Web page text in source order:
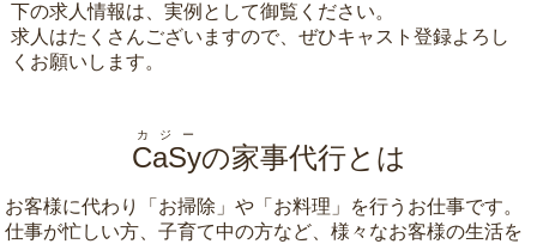
下の求人情報は、実例として御覧ください。
求人はたくさんございますので、ぜひキャスト登録よろし
くお願いします。
CaSy
カジー
の家事代行とは
お客様に代わり「 お掃除 」や「 お料理 」を行うお仕事です。
仕事が忙しい方、子育て中の方など、様々なお客様の生活を